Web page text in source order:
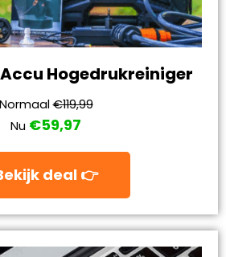
Hogedrukreiniger
Normaal€119,99
Nu €59,97
deal 👉